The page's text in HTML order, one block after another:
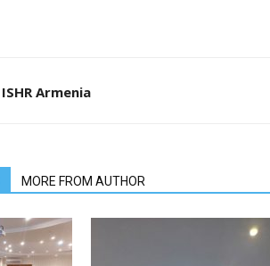
ISHR Armenia
MORE FROM AUTHOR